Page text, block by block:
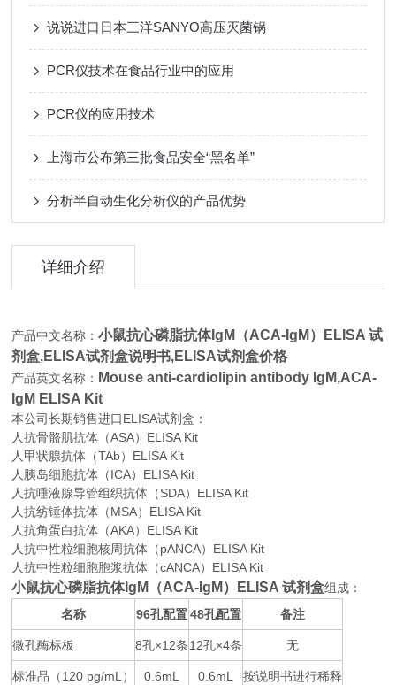
说说进口日本三洋SANYO高压灭菌锅
PCR仪技术在食品行业中的应用
PCR仪的应用技术
上海市公布第三批食品安全“黑名单”
分析半自动生化分析仪的产品优势
详细介绍
产品中文名称：小鼠抗心磷脂抗体IgM（ACA-IgM）ELISA 试
剂盒,ELISA试剂盒说明书,ELISA试剂盒价格
产品英文名称： Mouse anti-cardiolipin antibody IgM,ACA-
IgM ELISA Kit
本公司长期销售进口ELISA试剂盒：
人抗骨骼肌抗体（ASA）ELISA Kit
人甲状腺抗体（TAb）ELISA Kit
人胰岛细胞抗体（ICA）ELISA Kit
人抗唾液腺导管组织抗体（SDA）ELISA Kit
人抗纺锤体抗体（MSA）ELISA Kit
人抗角蛋白抗体（AKA）ELISA Kit
人抗中性粒细胞核周抗体（pANCA）ELISA Kit
人抗中性粒细胞胞浆抗体（cANCA）ELISA Kit
小鼠抗心磷脂抗体IgM（ACA-IgM）ELISA 试剂盒组成：
名称
96孔配置 48孔配置 备注
微孔酶标板 8孔×12条 12孔×4条 无
标准品（120 pg/mL ） 0.6mL 0.6mL 按说明书进行稀释